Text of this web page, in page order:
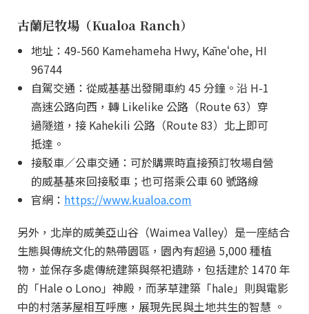
古蘭尼牧場（Kualoa Ranch）
地址：49-560 Kamehameha Hwy, Kāneʻohe, HI
96744
自駕交通：從威基基出發開車約 45 分鐘。沿 H-1
高速公路向西，轉 Likelike 公路（Route 63）穿
過隧道，接 Kahekili 公路（Route 83）北上即可
抵達。
接駁車／公車交通：可於購票時直接預訂牧場自營
的威基基來回接駁車；也可搭乘公車 60 號路線
官網： https://www.kualoa.com
另外，北岸的威美亞山谷（Waimea Valley）是一座結合
生態與傳統文化的熱帶園區，園內有超過 5,000 種植
物，並保存多處傳統建築與祭祀遺跡，包括建於 1470 年
的「Hale o Lono」神殿，而茅草建築「hale」則與電影
中的村落茅屋相互呼應，展現先民與土地共生的智慧 。